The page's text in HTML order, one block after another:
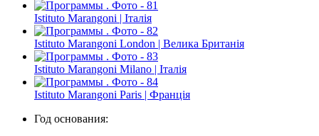
Istituto Marangoni | Італія
Istituto Marangoni London | Велика Британія
Istituto Marangoni Milano | Італія
Istituto Marangoni Paris | Франція
Год основания: